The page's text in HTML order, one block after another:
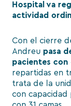
Hospital va
actividad
Con el cierre
Andreu pasa
pacientes con
repartidas en
trata de la
con capacidad